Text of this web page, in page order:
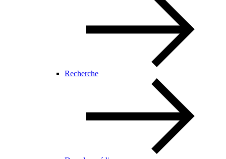
Recherche